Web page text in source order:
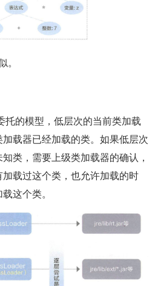
托的模型，低层次的当前类加载
载器已经加载的类。如果低层次
类，需要上级类加载器的确认，
载过这个类，也允许加载的时
这个类。